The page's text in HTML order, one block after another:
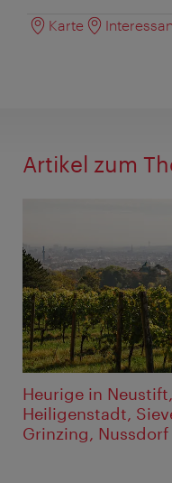
Karte
Artikel zum
Heurige in Neustift,
Heiligenstadt,
Grinzing, Nussdorf